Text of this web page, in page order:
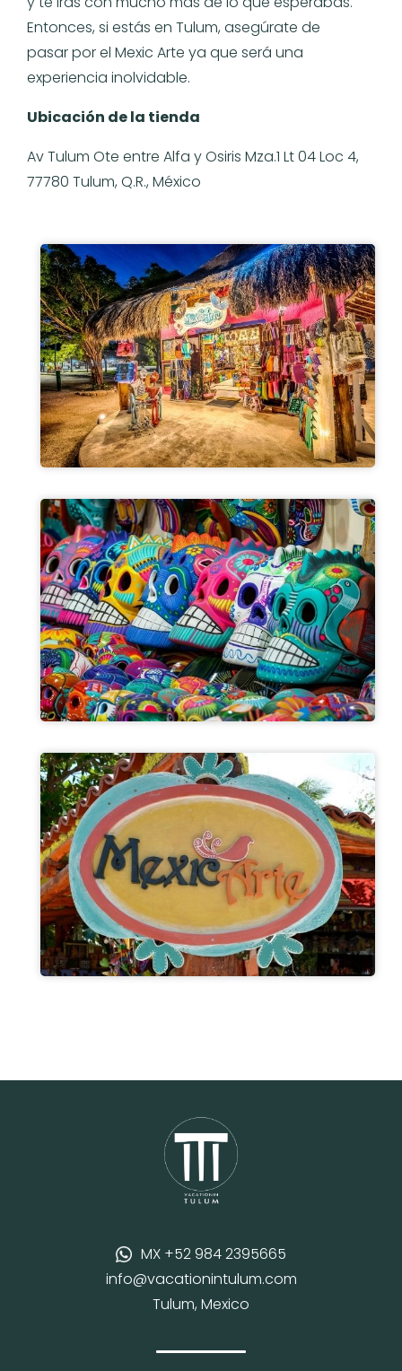
Entonces, si estás en Tulum, asegúrate de
pasar por el Mexic Arte ya que será una
experiencia inolvidable.
Ubicación de la tienda
Av Tulum Ote entre Alfa y Osiris Mza.1 Lt 04 Loc 4,
77780 Tulum, Q.R., México
MX +52 984 2395665
info@vacationintulum.com
Tulum, Mexico